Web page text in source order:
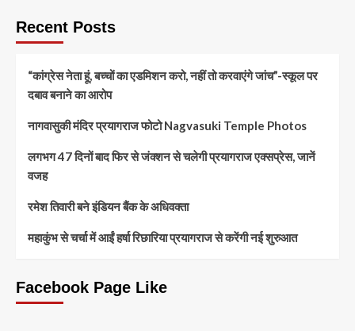
Recent Posts
“कांग्रेस नेता हूं, बच्चों का एडमिशन करो, नहीं तो करवाएंगे जांच”-स्कूल पर
दबाव बनाने का आरोप
नागवासुकी मंदिर प्रयागराज फोटो Nagvasuki Temple Photos
लगभग 47 दिनों बाद फिर से जंक्शन से चलेगी प्रयागराज एक्सप्रेस, जानें
वजह
रमेश तिवारी बने इंडियन बैंक के अधिवक्ता
महाकुंभ से चर्चा में आईं हर्षा रिछारिया प्रयागराज से करेंगी नई शुरुआत
Facebook Page Like